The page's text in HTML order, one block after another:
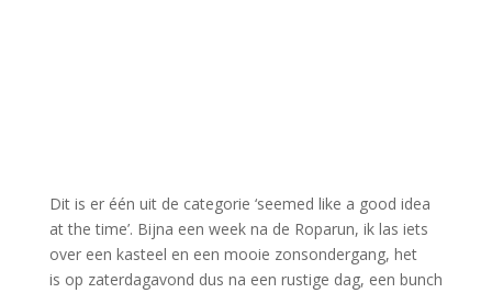
Dit is er één uit de categorie ‘seemed like a good idea
at the time’. Bijna een week na de Roparun, ik las iets
over een kasteel en een mooie zonsondergang, het
is op zaterdagavond dus na een rustige dag, een bunch